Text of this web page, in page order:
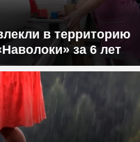
в территорию
за 6 лет